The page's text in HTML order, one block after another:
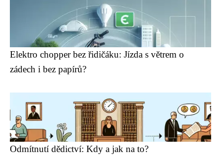
Elektro chopper bez řidičáku: Jízda s větrem o
zádech i bez papírů?
Odmítnutí dědictví: Kdy a jak na to?